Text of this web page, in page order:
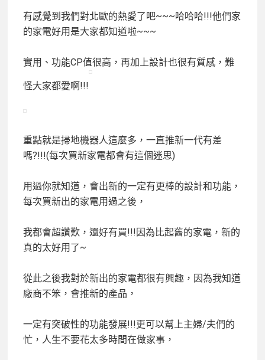
有感覺到我們對北歐的熱愛了吧~~~哈哈哈!!!他們家
的家電好用是大家都知道啦~~~
實用、功能CP值很高，再加上設計也很有質感，難
怪大家都愛啊!!!
重點就是掃地機器人這麼多，一直推新一代有差
嗎?!!!(每次買新家電都會有這個迷思)
用過你就知道，會出新的一定有更棒的設計和功能，
每次買新出的家電用過之後，
我都會超讚歎，還好有買!!!因為比起舊的家電，新的
真的太好用了~
從此之後我對於新出的家電都很有興趣，因為我知道
廠商不笨，會推新的產品，
一定有突破性的功能發展!!!更可以幫上主婦/夫們的
忙，人生不要花太多時間在做家事，